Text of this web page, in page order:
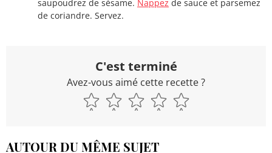
saupoudrez de sésame. Nappez de sauce et parsemez
de coriandre. Servez.
C'est terminé
Avez-vous aimé cette recette ?
AUTOUR DU MÊME SUJET